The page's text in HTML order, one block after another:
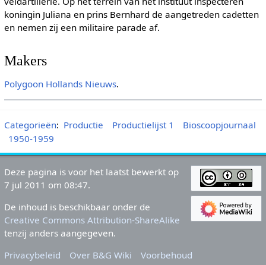
koningin Juliana en prins Bernhard de aangetreden cadetten
en nemen zij een militaire parade af.
Makers
Polygoon Hollands Nieuws.
Categorieën: Productie Productielijst 1
Bioscoopjournaal
1950-1959
Deze pagina is voor het laatst bewerkt op
7 jul 2011 om 08:47.
De inhoud is beschikbaar onder de
Creative Commons Attribution-ShareAlike
tenzij anders aangegeven.
Privacybeleid
Over B&G Wiki Voorbehoud